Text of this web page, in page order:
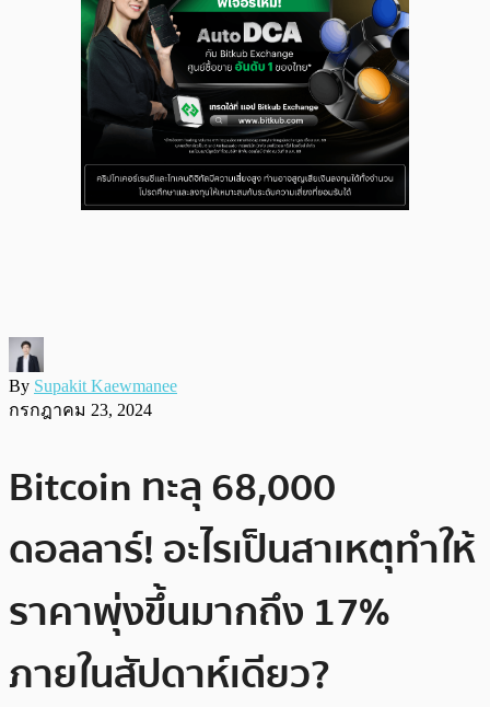
By Supakit Kaewmanee
กรกฎาคม 23, 2024
Bitcoin ทะลุ 68,000
ดอลลาร์! อะไรเป็นสาเหตุทำให้
ราคาพุ่งขึ้นมากถึง 17%
ภายในสัปดาห์เดียว?